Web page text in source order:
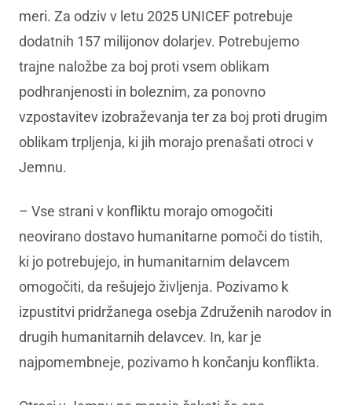
meri. Za odziv v letu 2025 UNICEF potrebuje
dodatnih 157 milijonov dolarjev. Potrebujemo
trajne naložbe za boj proti vsem oblikam
podhranjenosti in boleznim, za ponovno
vzpostavitev izobraževanja ter za boj proti drugim
oblikam trpljenja, ki jih morajo prenašati otroci v
Jemnu.
– Vse strani v konfliktu morajo omogočiti
neovirano dostavo humanitarne pomoči do tistih,
ki jo potrebujejo, in humanitarnim delavcem
omogočiti, da rešujejo življenja. Pozivamo k
izpustitvi pridržanega osebja Združenih narodov in
drugih humanitarnih delavcev. In, kar je
najpomembneje, pozivamo h končanju konflikta.